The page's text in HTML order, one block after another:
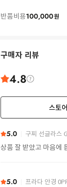
반품비용100,000원
구매자 리뷰
4.8
스토
5.0 구찌 선글라스
상품 잘 받았고 마음에
5.0 프라다 안경